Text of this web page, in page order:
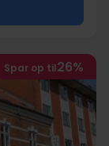
Spar op til26%